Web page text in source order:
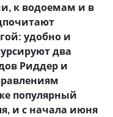
к водоемам и в
удобно и
два
Риддер и
популярный
и с начала июня